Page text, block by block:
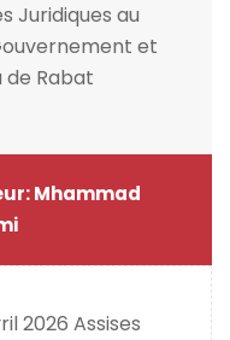
Juridiques au
et
Rabat
Mhammad
2026 Assises